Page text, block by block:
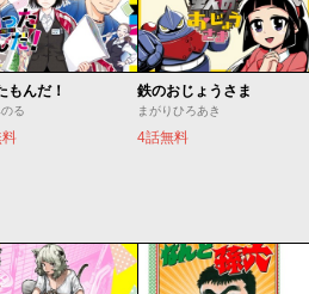
もんだ！
る
鉄のおじょうさま
まがりひろあき
4話無料